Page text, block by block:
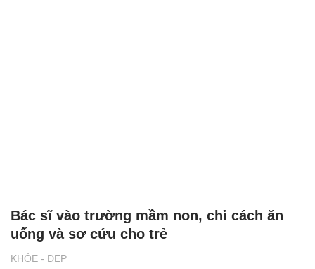
KHỎE - ĐẸP
Bác sĩ vào trường mầm non, chỉ cách ăn
uống và sơ cứu cho trẻ